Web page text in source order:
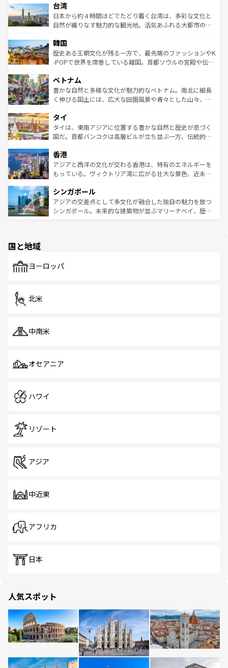
ならではの贅沢な旅のスタイルだ。 なお、新着のアメリカ
情報はコンテンツ一覧を参照してほしい。
れるおもてなしの心で訪れる人々を迎えてくれるハワイの
人々、おいしいローカルフードやハワイアンミュージッ
ク、伝統的なフラダンスなど、すべてがハワイの魅力を彩
ワイを、存分に味わってほしい。 なお、新着のハワイ情報
はコンテンツ一覧を参照してほしい。
リアリーフや大陸中央部にそびえるウルル（エアーズロッ
ク）、タスマニアの美しい原生林やケアンズの熱帯雨林な
ど、見どころがたくさん。また、カフェやワイン、オージ
いる。アクティビティも充実しており、サーフィンやダイ
ビング、ハイキングなど、アウトドア好きにはたまらな
い。オーストラリアの多彩な魅力を存分に味わいつくそ
参照してほしい。
台湾
日本から約４時間ほどでたどり着く台湾は、多彩な文化と
自然が織りなす魅力的な観光地。活気あふれる大都市の台
ン）、静ひつな山岳地帯である台湾東部など、都市の喧騒
と山間の静けさが共存しており、訪れる人に新しい発見と
驚きをもたらしてくれる。また、奥深い台湾の食文化も魅
容にもいいと評判のスイーツなど、バラエティ豊かな料理
が味わえる。 なお、新着の台湾情報は コンテンツ一覧を参
照してほしい。
韓国
歴史ある王朝文化が残る一方で、最先端のファッションやK
-POPで世界を席巻している韓国。首都ソウルの宮殿や伝統
き、地方に足を延ばせば四季折々の自然美を楽しむことが
できる。そして、キムチや焼肉、絶品のストリートフード
まで、さまざまな韓国料理が待っている。夜には、韓国な
リティに包まれながら、韓国の多彩な魅力を心ゆくまで味
わってみてほしい。 なお、新着の韓国情報はコンテンツ一
覧を参照してほしい。
ベトナム
豊かな自然と多様な文化が魅力的なベトナム。南北に細長
く伸びる国土には、広大な田園風景や青々とした山々、世
急速な発展と共に伝統が息づく。ハノイの古い町並みやホ
ーチミン市のフランス統治時代の建物も、独特の雰囲気を
醸し出している。また、バラエティの豊かさとおいしさで
とつ。フォーやバインミー、ベトナムコーヒーなどは、ぜ
ひ現地で味わいたい。どの地域を訪れてもあたたかい人々
が旅行者を迎えてくれるので、きっと忘れられない旅にな
参照してほしい。
タイ
タイは、東南アジアに位置する豊かな自然と歴史が息づく
国だ。首都バンコクは高層ビルが立ち並ぶ一方、伝統的な
の活気が交差している。北部ではチェンマイなどの山岳地
帯で自然と触れ合い、南部ではプーケットやクラビの美し
いビーチでリゾート気分を楽しむことができる。タイ料理
激する。気候は一年中温暖で、どの季節にも異なる楽しみ
が待っている。親しみやすいタイの人々、仏教を中心とし
た文化、そして多様な観光資源が、訪れる旅人を魅了し続
香港
アジアと西洋の文化が交わる香港は、特有のエネルギーを
もっている。ヴィクトリア湾に広がる壮大な景色、近未来
み、どこを訪れても感動するはず。観光スポットが密集し
ており、効率よく見どころを回れるのも魅力。息をのむよ
うな絶景から文化的な体験まで、香港を存分に楽しみ尽く
シンガポール
アジアの交差点として多文化が融合した独自の魅力を放つ
シンガポール。未来的な建築物が並ぶマリーナベイ、歴史
で、ホーカーズは地元の風情を楽しめる外せないスポット
国と地域
ヨーロッパ
北米
中南米
オセアニア
ハワイ
リゾート
アジア
中近東
アフリカ
日本
人気スポット